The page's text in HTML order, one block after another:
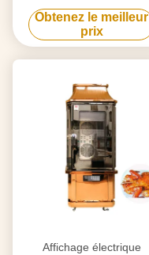
nettoyage
Obtenez le meilleur
prix
Affichage électrique